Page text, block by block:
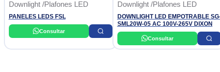
Downlight /Plafones LED
PANELES LEDS FSL
Consultar
Downlight /Plafones LED
DOWNLIGHT LED EMPOTRABLE
SML20W-05 AC 100V-265V DIXON
Consultar